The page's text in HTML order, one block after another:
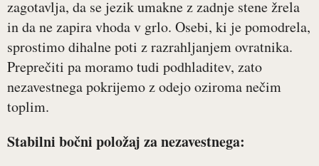
zagotavlja, da se jezik umakne z zadnje stene žrela
in da ne zapira vhoda v grlo. Osebi, ki je pomodrela,
sprostimo dihalne poti z razrahljanjem ovratnika.
Preprečiti pa moramo tudi podhladitev, zato
nezavestnega pokrijemo z odejo oziroma nečim
toplim.
Stabilni bočni položaj za nezavestnega: